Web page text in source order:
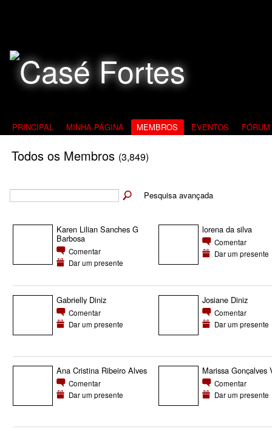
PRINCIPAL MINHA PÁGINA MEMBROS EVENTOS FÓRUM
Todos os Membros (3,849)
Pesquisa avançada
Karen Lilian Sanches G
Barbosa
Comentar
Dar um presente
lorena da silva
Comentar
Dar um presente
Gabrielly Diniz
Comentar
Dar um presente
Josiane Diniz
Comentar
Dar um presente
Ana Cristina Ribeiro Alves
Comentar
Dar um presente
Marissa Gonçalves
Comentar
Dar um presente